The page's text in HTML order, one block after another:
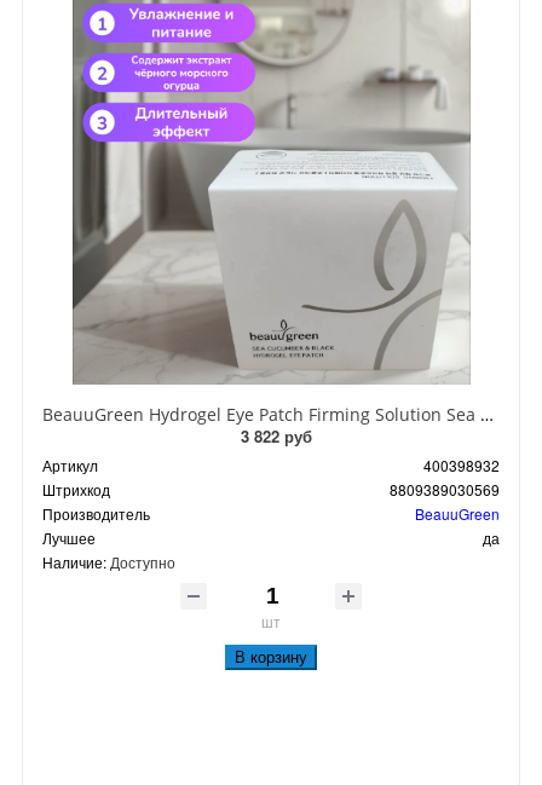
BeauuGreen Hydrogel Eye Patch Firming Solution Sea Cocumber & Black Гидрогелевые патчи для кожи вокруг глаз с экстрактом черного морского огурца 60 шт 90 гр
3 822 руб
Артикул
400398932
Штрихкод
8809389030569
Производитель
BeauuGreen
Лучшее
да
Наличие: Доступно
шт
В корзину